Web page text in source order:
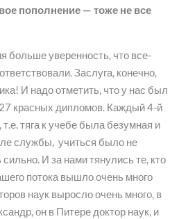
пополнение — тоже не все
больше уверенность, что все-
Заслуга, конечно,
И надо отметить, что у нас был
красных дипломов. Каждый 4-й
тяга к учебе была безумная и
службы, учиться было не
И за нами тянулись те, кто
потока вышло очень много
наук выросло очень много, в
он в Питере доктор наук, и